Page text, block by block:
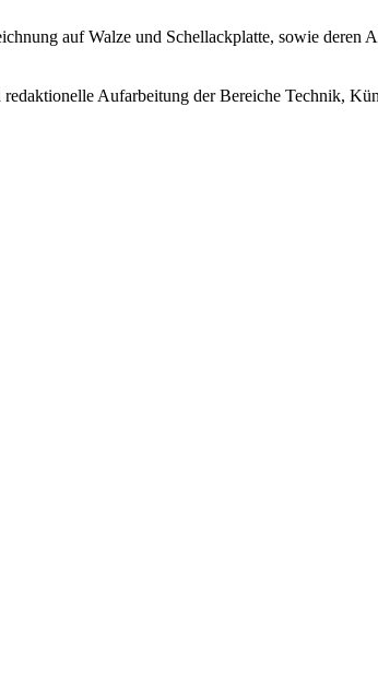
auf Walze und Schellackplatte, sowie
Aufarbeitung der Bereiche Technik,